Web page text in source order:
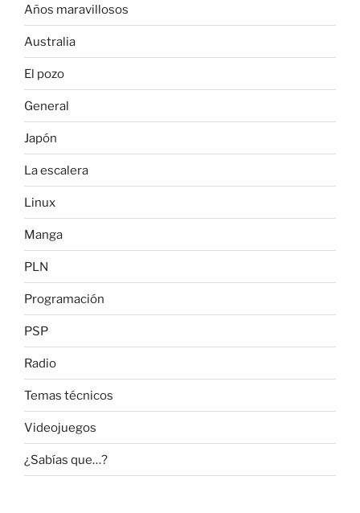
Años maravillosos
Australia
El pozo
General
Japón
La escalera
Linux
Manga
PLN
Programación
PSP
Radio
Temas técnicos
Videojuegos
¿Sabías que…?